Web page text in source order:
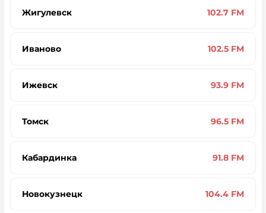
Жигулевск 102.7 FM
Иваново 102.5 FM
Ижевск 93.9 FM
Томск 96.5 FM
Кабардинка 91.8 FM
Новокузнецк 104.4 FM